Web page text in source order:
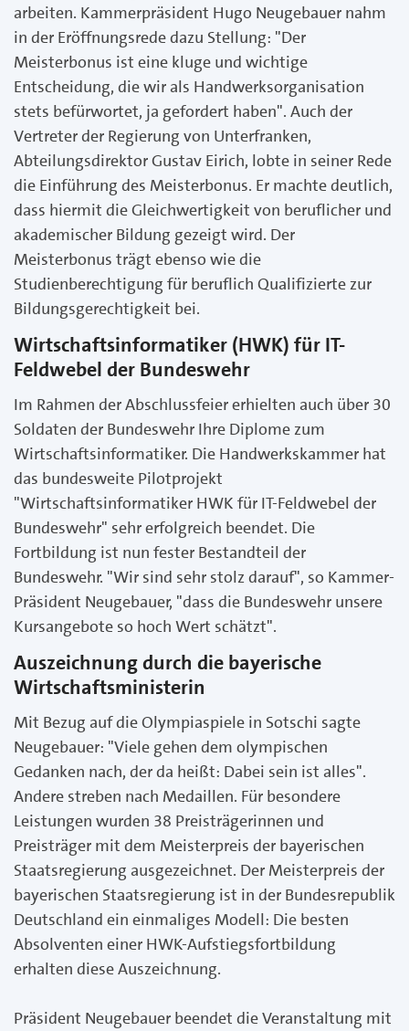
arbeiten. Kammerpräsident Hugo Neugebauer nahm
in der Eröffnungsrede dazu Stellung: "Der
Meisterbonus ist eine kluge und wichtige
Entscheidung, die wir als Handwerksorganisation
stets befürwortet, ja gefordert haben". Auch der
Vertreter der Regierung von Unterfranken,
Abteilungsdirektor Gustav Eirich, lobte in seiner Rede
die Einführung des Meisterbonus. Er machte deutlich,
dass hiermit die Gleichwertigkeit von beruflicher und
akademischer Bildung gezeigt wird. Der
Meisterbonus trägt ebenso wie die
Studienberechtigung für beruflich Qualifizierte zur
Bildungsgerechtigkeit bei.
Wirtschaftsinformatiker (HWK) für IT-
Feldwebel der Bundeswehr
Im Rahmen der Abschlussfeier erhielten auch über 30
Soldaten der Bundeswehr Ihre Diplome zum
Wirtschaftsinformatiker. Die Handwerkskammer hat
das bundesweite Pilotprojekt
"Wirtschaftsinformatiker HWK für IT-Feldwebel der
Bundeswehr" sehr erfolgreich beendet. Die
Fortbildung ist nun fester Bestandteil der
Bundeswehr. "Wir sind sehr stolz darauf", so Kammer-
Präsident Neugebauer, "dass die Bundeswehr unsere
Kursangebote so hoch Wert schätzt".
Auszeichnung durch die bayerische
Wirtschaftsministerin
Mit Bezug auf die Olympiaspiele in Sotschi sagte
Neugebauer: "Viele gehen dem olympischen
Gedanken nach, der da heißt: Dabei sein ist alles".
Andere streben nach Medaillen. Für besondere
Leistungen wurden 38 Preisträgerinnen und
Preisträger mit dem Meisterpreis der bayerischen
Staatsregierung ausgezeichnet. Der Meisterpreis der
bayerischen Staatsregierung ist in der Bundesrepublik
Deutschland ein einmaliges Modell: Die besten
Absolventen einer HWK-Aufstiegsfortbildung
erhalten diese Auszeichnung.
Präsident Neugebauer beendet die Veranstaltung mit